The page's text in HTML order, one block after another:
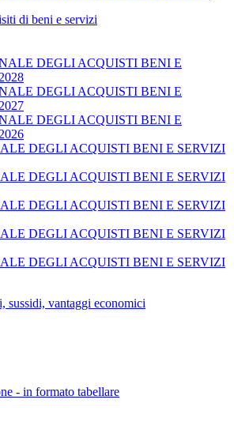
di beni e servizi
DEGLI ACQUISTI BENI E
DEGLI ACQUISTI BENI E
DEGLI ACQUISTI BENI E
DEGLI ACQUISTI BENI E SERVIZI
DEGLI ACQUISTI BENI E SERVIZI
DEGLI ACQUISTI BENI E SERVIZI
DEGLI ACQUISTI BENI E SERVIZI
DEGLI ACQUISTI BENI E SERVIZI
sussidi, vantaggi economici
- in formato tabellare